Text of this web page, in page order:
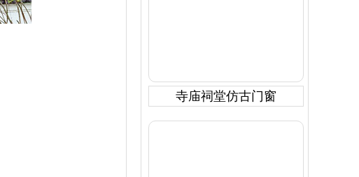
寺庙祠堂仿古门窗